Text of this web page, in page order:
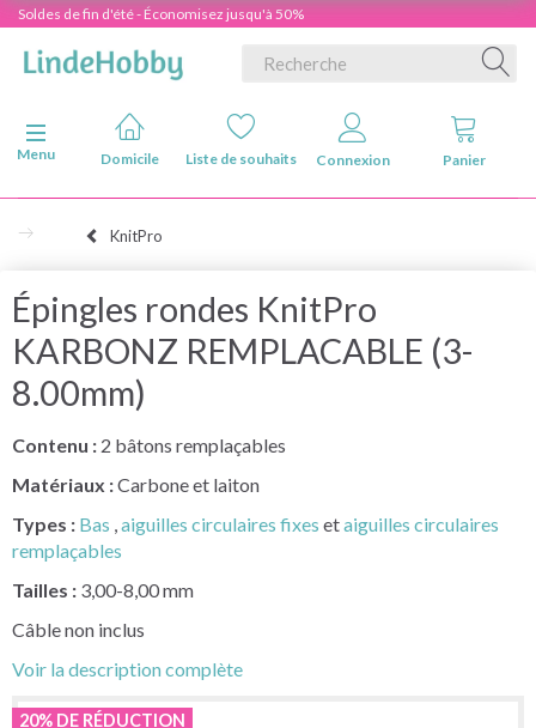
Soldes de fin d'été - Économisez jusqu'à 50%
Basculer la navigation
Menu
Domicile Liste de souhaits Connexion Panier
KnitPro
Épingles rondes KnitPro
KARBONZ REMPLACABLE (3-
8.00mm)
Contenu : 2 bâtons remplaçables
Matériaux :Carbone et laiton
Types : Bas aiguilles circulaires fixes etaiguilles circulaires
remplaçables
Tailles : 3,00-8,00 mm
Câble non inclus
Voir la description complète
20% DE RÉDUCTION